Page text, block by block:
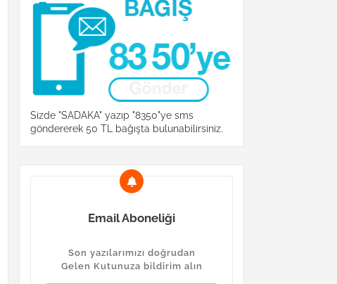
Sizde "SADAKA" yazıp "8350"ye sms
göndererek 50 TL bağışta bulunabilirsiniz.
Email Aboneliği
Son yazılarımızı doğrudan
Gelen Kutunuza bildirim alın